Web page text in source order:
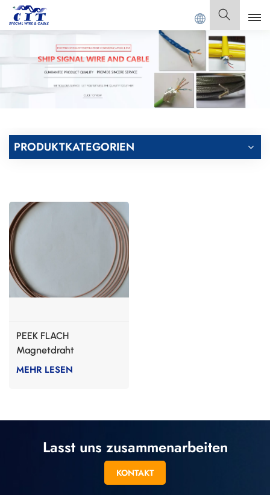
CIT SPECIAL CABLE Co., Ltd. Deutsch
English
Français
Italiano
PRODUKTKATEGORIEN
PEEK FLACH
Magnetdraht
Elektromotoren
MEHR LESEN
Lasst uns zusammenarbeiten
KONTAKT